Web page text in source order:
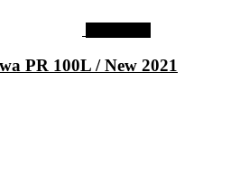
PR 100L / New 2021